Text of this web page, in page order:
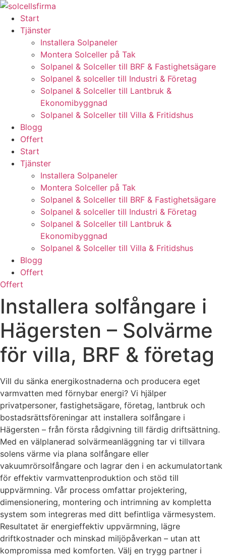
Skip
content
Start
Tjänster
Installera Solpaneler
Montera Solceller på Tak
Solpanel & Solceller till BRF & Fastighetsägare
Solpanel & solceller till Industri & Företag
Solpanel & Solceller till Lantbruk &
Ekonomibyggnad
Solpanel & Solceller till Villa & Fritidshus
Blogg
Offert
Start
Tjänster
Installera Solpaneler
Montera Solceller på Tak
Solpanel & Solceller till BRF & Fastighetsägare
Solpanel & solceller till Industri & Företag
Solpanel & Solceller till Lantbruk &
Ekonomibyggnad
Solpanel & Solceller till Villa & Fritidshus
Blogg
Offert
Offert
Installera solfångare i
Hägersten – Solvärme
för villa, BRF & företag
Vill du sänka energikostnaderna och producera eget
varmvatten med förnybar energi? Vi hjälper
privatpersoner, fastighetsägare, företag, lantbruk och
bostadsrättsföreningar att installera solfångare i
Hägersten – från första rådgivning till färdig driftsättning.
Med en välplanerad solvärmeanläggning tar vi tillvara
solens värme via plana solfångare eller
vakuumrörsolfångare och lagrar den i en ackumulatortank
för effektiv varmvattenproduktion och stöd till
uppvärmning. Vår process omfattar projektering,
dimensionering, montering och intrimning av kompletta
system som integreras med ditt befintliga värmesystem.
Resultatet är energieffektiv uppvärmning, lägre
driftkostnader och minskad miljöpåverkan – utan att
kompromissa med komforten. Välj en trygg partner i